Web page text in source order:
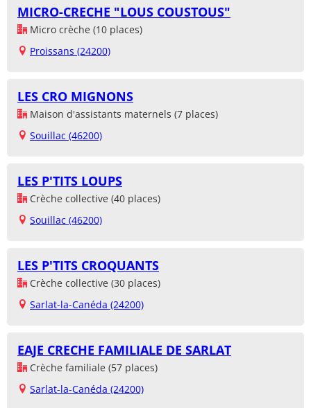
MICRO-CRECHE "LOUS COUSTOUS"
Micro crèche (10 places)
Proissans (24200)
LES CRO MIGNONS
Maison d'assistants maternels (7 places)
Souillac (46200)
LES P'TITS LOUPS
Crèche collective (40 places)
Souillac (46200)
LES P'TITS CROQUANTS
Crèche collective (30 places)
Sarlat-la-Canéda (24200)
EAJE CRECHE FAMILIALE DE SARLAT
Crèche familiale (57 places)
Sarlat-la-Canéda (24200)